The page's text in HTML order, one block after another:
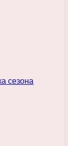
сезона